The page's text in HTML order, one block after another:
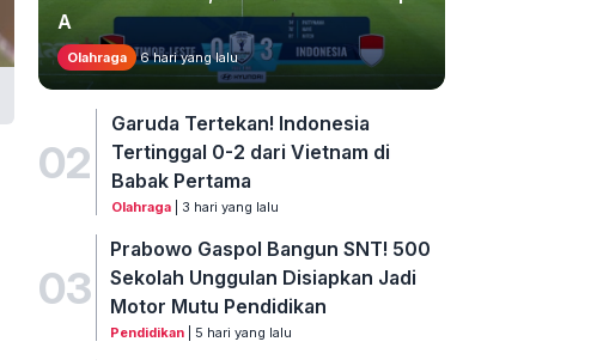
A
Olahraga 6 hari yang lalu
02
Garuda Tertekan! Indonesia
Tertinggal 0-2 dari Vietnam di
Babak Pertama
Olahraga| 3 hari yang lalu
03
Prabowo Gaspol Bangun SNT! 500
Sekolah Unggulan Disiapkan Jadi
Motor Mutu Pendidikan
Pendidikan | 5 hari yang lalu